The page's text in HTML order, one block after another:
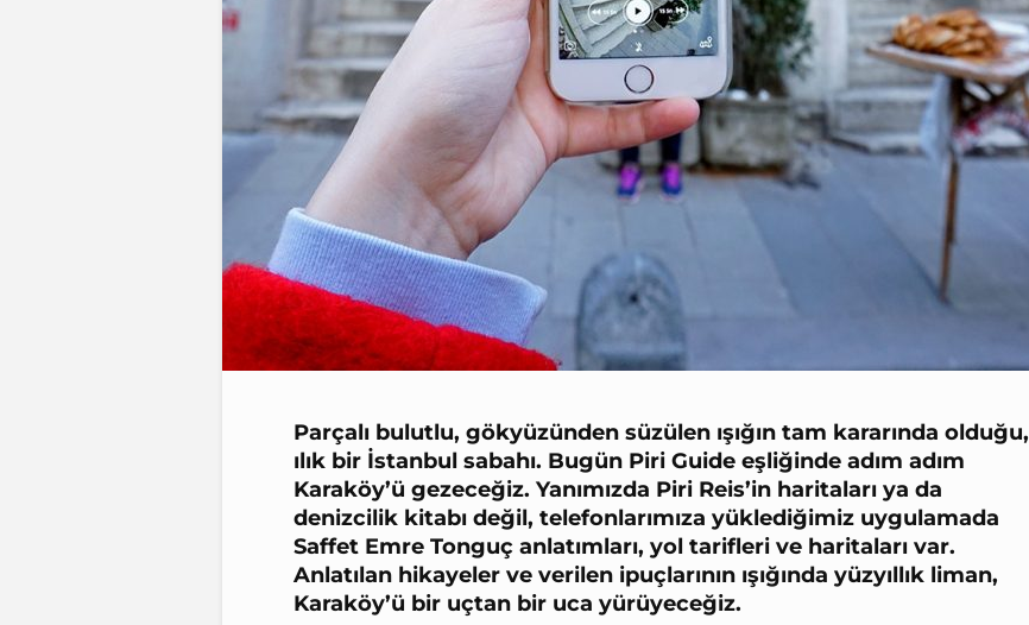
Parçalı bulutlu, gökyüzünden süzülen ışığın tam kararında olduğu,
ılık bir İstanbul sabahı. Bugün Piri Guide eşliğinde adım adım
Karaköy’ü gezeceğiz. Yanımızda Piri Reis’in haritaları ya da
denizcilik kitabı değil, telefonlarımıza yüklediğimiz uygulamada
Saffet Emre Tonguç anlatımları, yol tarifleri ve haritaları var.
Anlatılan hikayeler ve verilen ipuçlarının ışığında yüzyıllık liman,
Karaköy’ü bir uçtan bir uca yürüyeceğiz.